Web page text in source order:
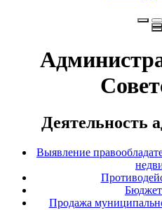
Деятельность
Выявление
Продажа